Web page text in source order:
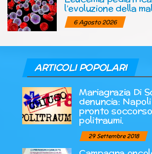
l’evoluzione della
6 Agosto 2026
ARTICOLI POPOLARI
Mariagrazia Di
denuncia:
pronto soccorso
politraumi.
29 Settembre 2018